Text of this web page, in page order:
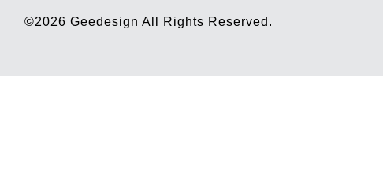
©2026GeedesignAll Rights Reserved.